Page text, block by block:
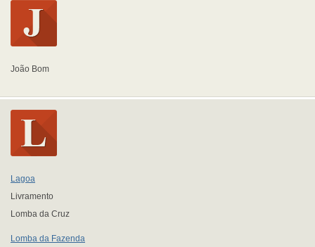
João Bom
Lagoa
Livramento
Lomba da Cruz
Lomba da Fazenda